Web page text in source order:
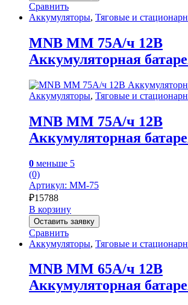
Сравнить
Аккумуляторы, Тяговые и
MNB MM 75А/ч 12В
Аккумуляторная
Аккумуляторы, Тяговые и
MNB MM 75А/ч 12В
Аккумуляторная
0 меньше 5
(0)
Артикул: MM-75
₽15788
В корзину
Оставить заявку
Сравнить
Аккумуляторы, Тяговые и
MNB MM 65А/ч 12В
Аккумуляторная